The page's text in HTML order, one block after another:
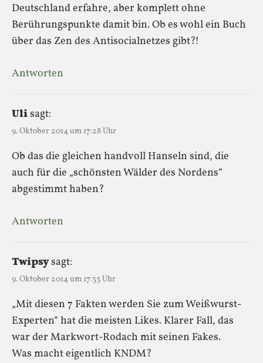
Deutschland erfahre, aber komplett ohne
Berührungspunkte damit bin. Ob es wohl ein Buch
über das Zen des Antisocialnetzes gibt?!
Antworten
Ulisagt:
9. Oktober 2014 um 17:28 Uhr
Ob das die gleichen handvoll Hanseln sind, die
auch für die „schönsten Wälder des Nordens“
abgestimmt haben?
Antworten
Twipsysagt:
9. Oktober 2014 um 17:33 Uhr
„Mit diesen 7 Fakten werden Sie zum Weißwurst-
Experten“ hat die meisten Likes. Klarer Fall, das
war der Markwort-Rodach mit seinen Fakes.
Was macht eigentlich KNDM?